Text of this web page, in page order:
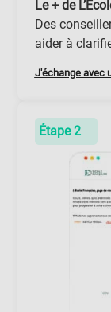
Le + de
Des
aider à
J'échange avec
Étape 2